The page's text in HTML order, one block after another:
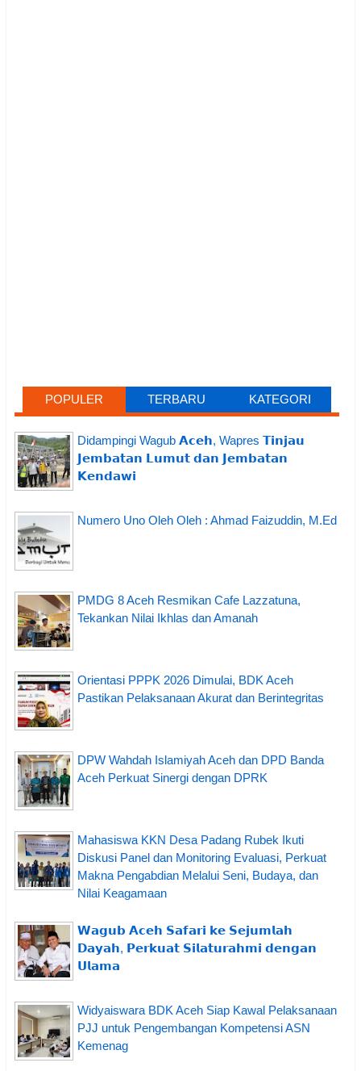
POPULER TERBARU KATEGORI
Didampingi Wagub 𝗔𝗰𝗲𝗵, Wapres 𝗧𝗶𝗻𝗷𝗮𝘂
𝗝𝗲𝗺𝗯𝗮𝘁𝗮𝗻 𝗟𝘂𝗺𝘂𝘁 𝗱𝗮𝗻 𝗝𝗲𝗺𝗯𝗮𝘁𝗮𝗻
𝗞𝗲𝗻𝗱𝗮𝘄𝗶
Numero Uno Oleh Oleh : Ahmad Faizuddin, M.Ed
PMDG 8 Aceh Resmikan Cafe Lazzatuna,
Tekankan Nilai Ikhlas dan Amanah
Orientasi PPPK 2026 Dimulai, BDK Aceh
Pastikan Pelaksanaan Akurat dan Berintegritas
DPW Wahdah Islamiyah Aceh dan DPD Banda
Aceh Perkuat Sinergi dengan DPRK
Mahasiswa KKN Desa Padang Rubek Ikuti
Diskusi Panel dan Monitoring Evaluasi, Perkuat
Makna Pengabdian Melalui Seni, Budaya, dan
Nilai Keagamaan
𝗪𝗮𝗴𝘂𝗯 𝗔𝗰𝗲𝗵 𝗦𝗮𝗳𝗮𝗿𝗶 𝗸𝗲 𝗦𝗲𝗷𝘂𝗺𝗹𝗮𝗵
𝗗𝗮𝘆𝗮𝗵, 𝗣𝗲𝗿𝗸𝘂𝗮𝘁 𝗦𝗶𝗹𝗮𝘁𝘂𝗿𝗮𝗵𝗺𝗶 𝗱𝗲𝗻𝗴𝗮𝗻
𝗨𝗹𝗮𝗺𝗮
Widyaiswara BDK Aceh Siap Kawal Pelaksanaan
PJJ untuk Pengembangan Kompetensi ASN
Kemenag